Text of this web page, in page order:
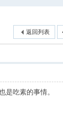
返回列表
是吃素的事情。